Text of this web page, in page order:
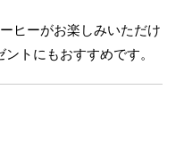
ヒーがお楽しみいただけ
トにもおすすめです。